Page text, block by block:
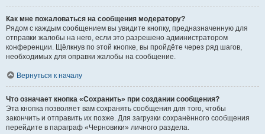
Как мне пожаловаться на сообщения модератору?
Рядом с каждым сообщением вы увидите кнопку, предназначенную для
отправки жалобы на него, если это разрешено администратором
конференции. Щёлкнув по этой кнопке, вы пройдёте через ряд шагов,
необходимых для оправки жалобы на сообщение.
Вернуться к началу
Что означает кнопка «Сохранить» при создании сообщения?
Эта кнопка позволяет вам сохранять сообщения для того, чтобы
закончить и отправить их позже. Для загрузки сохранённого сообщения
перейдите в параграф «Черновики» личного раздела.